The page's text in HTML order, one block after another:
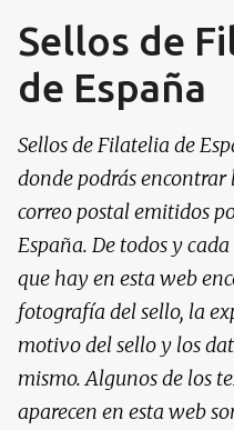
Ir al
Sellos de
de España
Sellos de Filatelia de
donde podrás encontrar
correo postal emitidos
España. De todos y
que hay en esta web
fotografía del sello, la
motivo del sello y los
mismo. Algunos de los
aparecen en esta web